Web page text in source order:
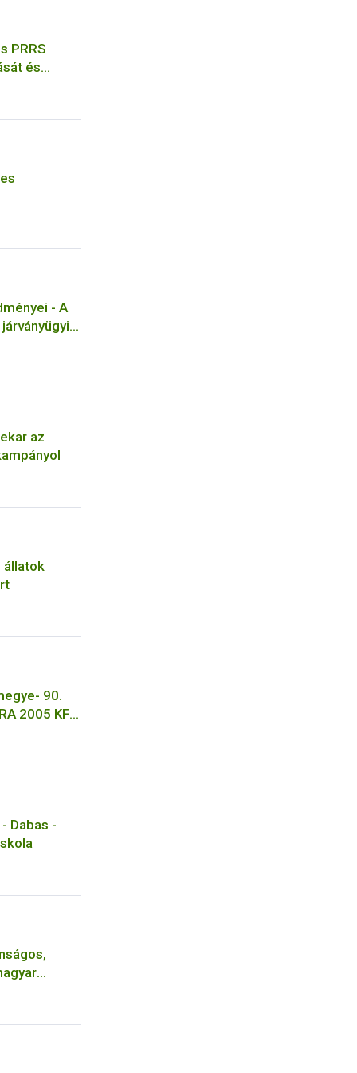
PRRS
és
- A
az
állatok
90.
2005 KFT.
- Tiszajenő
Dabas -